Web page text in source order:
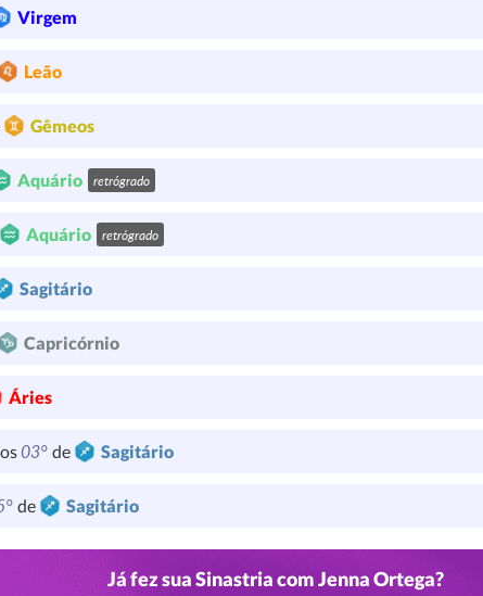
Virgem
Leão
Gêmeos
Aquário retrógrado
Aquário retrógrado
Sagitário
Capricórnio
Áries
03° de Sagitário
de Sagitário
Já fez sua Sinastria com Jenna Ortega?